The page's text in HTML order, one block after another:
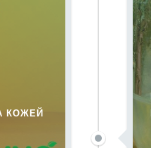
КОЖЕЙ